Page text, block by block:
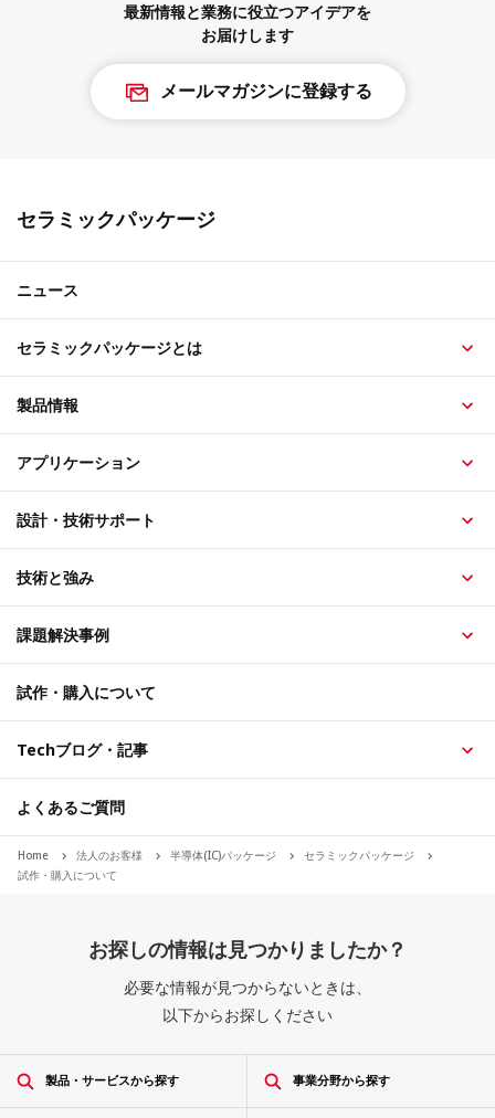
最新情報と業務に役立つアイデアを
お届けします
メールマガジンに登録する
セラミックパッケージ
ニュース
セラミックパッケージとは
製品情報
アプリケーション
設計・技術サポート
技術と強み
課題解決事例
試作・購入について
Techブログ・記事
よくあるご質問
Home 法人のお客様 半導体(IC)パッケージ
セラミックパッケージ
試作・購入について
お探しの情報は見つかりましたか？
必要な情報が見つからないときは、
以下からお探しください
製品・サービスから探す 事業分野から探す